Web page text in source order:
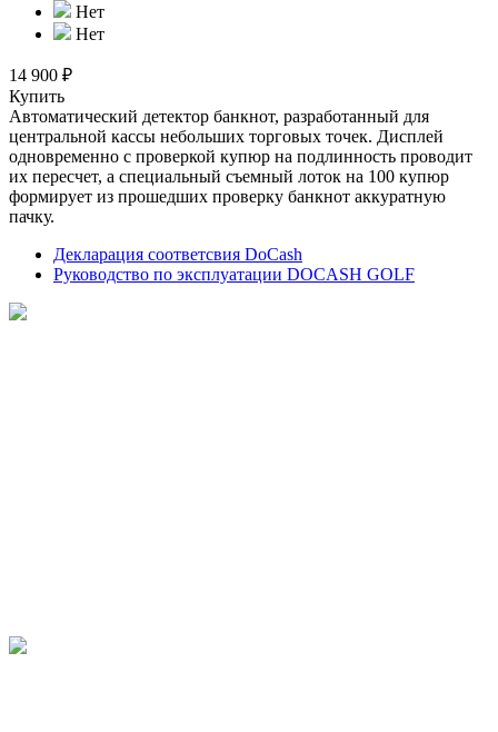
Нет
Нет
14 900 ₽
Купить
Автоматический детектор банкнот, разработанный для
центральной кассы небольших торговых точек. Дисплей
одновременно с проверкой купюр на подлинность проводит
их пересчет, а специальный съемный лоток на 100 купюр
формирует из прошедших проверку банкнот аккуратную
пачку.
Декларация соответсвия DoCash
Руководство по эксплуатации DOCASH GOLF